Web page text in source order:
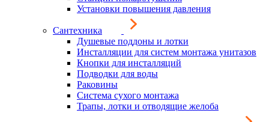
Установки повышения давления
Сантехника
Душевые поддоны и лотки
Инсталляции для систем монтажа унитазов
Кнопки для инсталляций
Подводки для воды
Раковины
Система сухого монтажа
Трапы, лотки и отводящие желоба